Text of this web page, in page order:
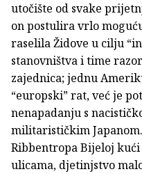
utočište od svake
on postulira vrlo
raselila Židove u cilju
stanovništva i time
zajednica; jednu
“europski” rat, već je
nenapadanju s
militarističkim
Ribbentropa Bijeloj
ulicama, djetinjstvo